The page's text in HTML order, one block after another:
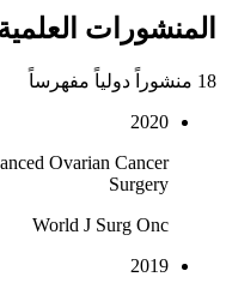
المنشورات
18 منشوراً دولياً مفهرساً
2020
Ovarian Cancer
Surgery
World J Surg Onc
2019